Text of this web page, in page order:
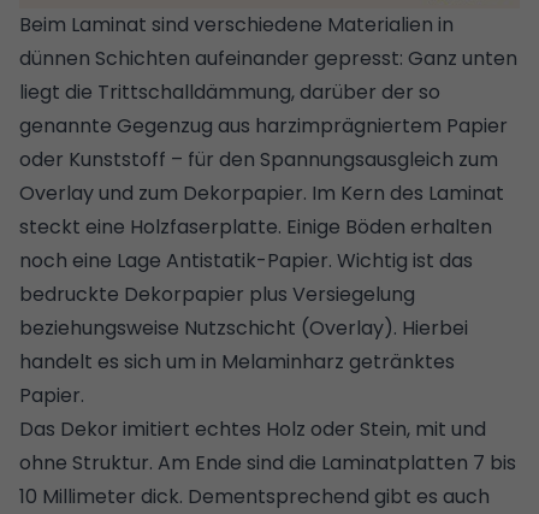
Beim Laminat sind verschiedene Materialien in
dünnen Schichten aufeinander gepresst: Ganz unten
liegt die Trittschalldämmung, darüber der so
genannte Gegenzug aus harzimprägniertem Papier
oder Kunststoff – für den Spannungsausgleich zum
Overlay und zum Dekorpapier. Im Kern des Laminat
steckt eine Holzfaserplatte. Einige Böden erhalten
noch eine Lage Antistatik-Papier. Wichtig ist das
bedruckte Dekorpapier plus Versiegelung
beziehungsweise Nutzschicht (Overlay). Hierbei
handelt es sich um in Melaminharz getränktes
Papier.
Das Dekor imitiert echtes Holz oder Stein, mit und
ohne Struktur. Am Ende sind die Laminatplatten 7 bis
10 Millimeter dick. Dementsprechend gibt es auch